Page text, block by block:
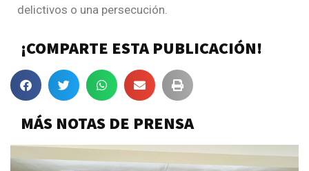
delictivos o una persecución.
¡COMPARTE ESTA PUBLICACIÓN!
MÁS NOTAS DE PRENSA